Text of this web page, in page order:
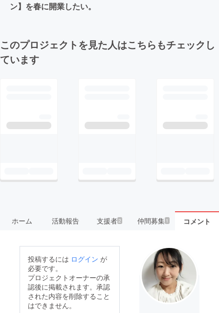
ン】を春に開業したい。
このプロジェクトを見た人はこちらもチェックし
ています
ホーム 活動報告 支援者2 仲間募集 1 コメント
投稿するには ログイン が
必要です。
プロジェクトオーナーの承
認後に掲載されます。承認
された内容を削除すること
はできません。